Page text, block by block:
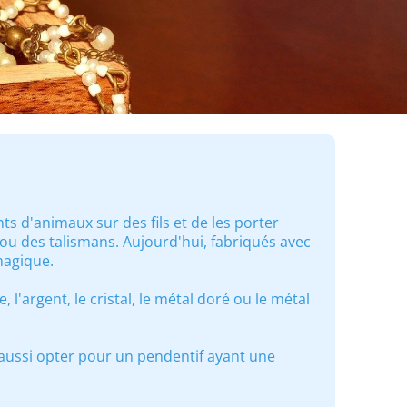
d'animaux sur des fils et de les porter
des talismans. Aujourd'hui, fabriqués avec
l'argent, le cristal, le métal doré ou le métal
opter pour un pendentif ayant une